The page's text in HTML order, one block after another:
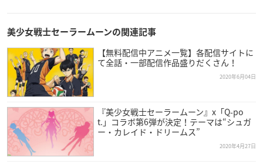
美少女戦士セーラームーンの関連記事
【無料配信中アニメ一覧】各配信サイトに
て全話・一部配信作品盛りだくさん！
2020年6月04日
『美少女戦士セーラームーン』x「Q-po
t.」コラボ第6弾が決定！テーマは“シュガ
ー・カレイド・ドリームス”
2020年4月27日